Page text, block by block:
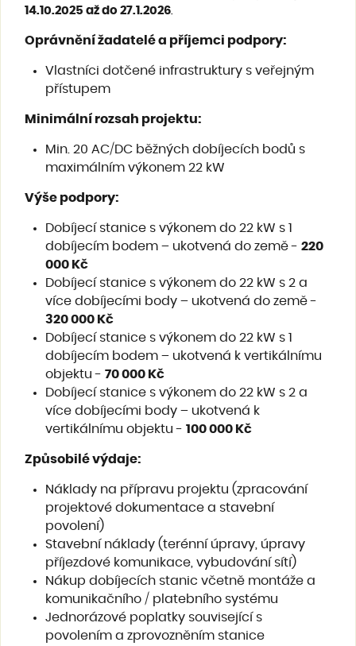
14.10.2025 až do 27.1.2026.
Oprávnění žadatelé a příjemci podpory:
Vlastníci dotčené infrastruktury s veřejným
přístupem
Minimální rozsah projektu:
Min. 20 AC/DC běžných dobíjecích bodů s
maximálním výkonem 22 kW
Výše podpory:
Dobíjecí stanice s výkonem do 22 kW s 1
dobíjecím bodem – ukotvená do země -220
000 Kč
Dobíjecí stanice s výkonem do 22 kW s 2 a
více dobíjecími body – ukotvená do země -
320 000 Kč
Dobíjecí stanice s výkonem do 22 kW s 1
dobíjecím bodem – ukotvená k vertikálnímu
objektu -70 000 Kč
Dobíjecí stanice s výkonem do 22 kW s 2 a
více dobíjecími body – ukotvená k
vertikálnímu objektu -100 000 Kč
Způsobilé výdaje:
Náklady na přípravu projektu (zpracování
projektové dokumentace a stavební
povolení)
Stavební náklady (terénní úpravy, úpravy
příjezdové komunikace, vybudování sítí)
Nákup dobíjecích stanic včetně montáže a
komunikačního / platebního systému
Jednorázové poplatky související s
povolením a zprovozněním stanice